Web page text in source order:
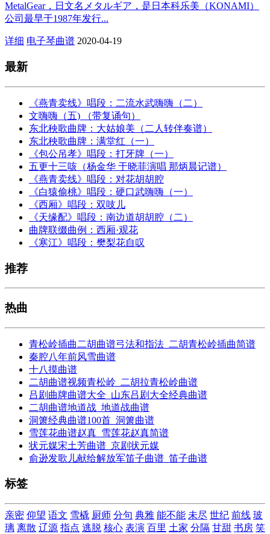
MetalGear，日文名メタルギア，是日本科乐美（KONAMI）
公司最早于1987年发行...
详细 电子琴曲谱 2020-04-19
最新
《燕青卖线》唱段：二流水武嗨嗨（二）
文嗨嗨（五) （带复诵句）
东北秧歌曲牌：大姑娘美（二人转伴奏谱）
东北秧歌曲牌：满堂红（一）
《包公吊孝》唱段：打牙牌（一）
五更十三咳（杨金华 于晓菲演唱 那炳晨记谱）
《燕青卖线》唱段：对花胡胡腔
《白猿偷桃》唱段：硬口武嗨嗨（一）
《西厢》唱段：双吱儿
《天缘配》唱段：南边道胡胡腔（二）
曲牌联缀曲例：西厢·观花
《寒江》唱段：樊梨花自叹
推荐
热曲
青松岭插曲二胡曲谱弓法和指法_二胡青松岭插曲简谱
秦腔八年前风雪曲谱
十八摸曲谱
二胡曲谱视频青松岭_二胡拉青松岭曲谱
吕剧曲牌曲谱大全_山东吕剧大全经典曲谱
二胡曲谱地道战_地道战曲谱
洞箫经典曲谱100首_洞箫曲谱
雪莲花曲谱赵真_雪莲花赵真简谱
状元媒宋土芳曲谱_京剧状元媒
俞逊发歌儿献给解放军笛子曲谱_笛子曲谱
标签
亲密 仰望 语文 雪橇 厨师 分句 典雅 能不能 未尽 世纪 前线 玻
璃 离散 辽源 指点 逃脱 核心 表演 百里 土家 分隔 甘甜 书房 笑